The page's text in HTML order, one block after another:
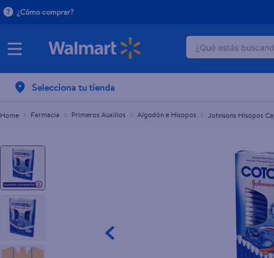
¿Cómo comprar?
¿Qué estás
Selecciona tu tienda
Farmacia Primeros Auxilios Algodón e Hisopos Johnsons Hisopos
Johnsons Hisopos Caja 75 Unds
L.58.90
TÉRMINOS
2
herbal
ego
gillette
serums
dove
pañales
aceite